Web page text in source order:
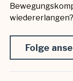
wiedererlangen?
Folge